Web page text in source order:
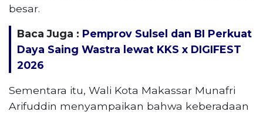
besar.
Baca Juga : Pemprov Sulsel dan BI Perkuat
Daya Saing Wastra lewat KKS x DIGIFEST
2026
Sementara itu, Wali Kota Makassar Munafri
Arifuddin menyampaikan bahwa keberadaan